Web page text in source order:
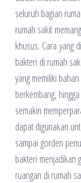
seluruh bagian
rumah sakit
khusus. Cara yang
bakteri di rumah
yang memiliki
berkembang,
semakin
dapat digunakan
sampai gorden
bakteri menjadikan
ruangan di rumah